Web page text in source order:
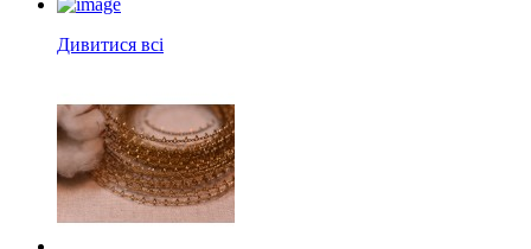
Дивитися всі